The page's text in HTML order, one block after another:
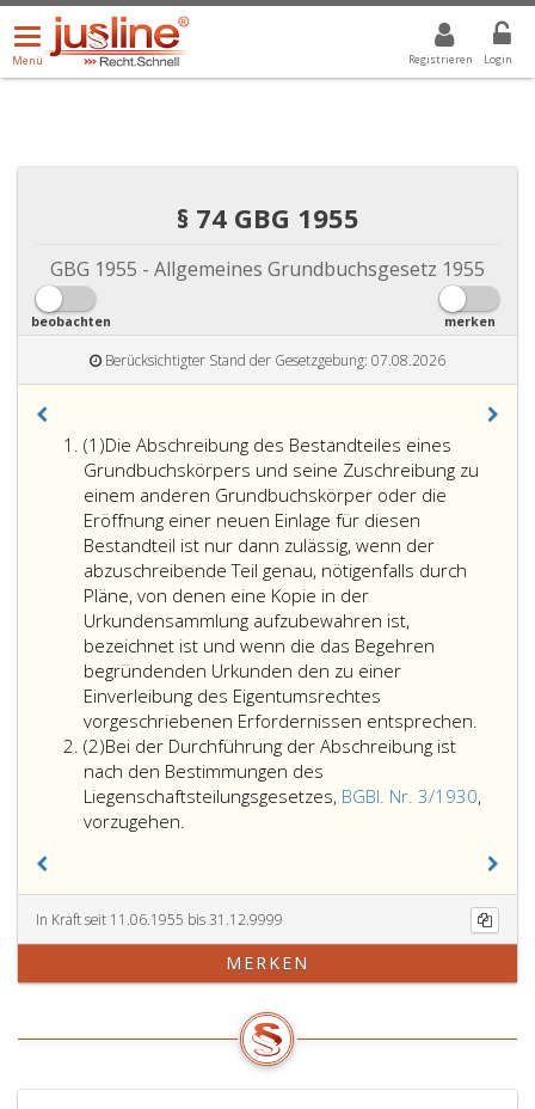
Registrieren Login
Menü
öffnen/schließen
Menü
ALLE DROPDOWN: GEWÄHLTER WERT IST ALLE
§ 74 GBG 1955
GBG 1955 - Allgemeines Grundbuchsgesetz 1955
beobachten merken
Berücksichtigter Stand der Gesetzgebung: 07.08.2026
(1)Absatz
eins
Die Abschreibung des Bestandteiles eines
Grundbuchskörpers und seine Zuschreibung zu
einem anderen Grundbuchskörper oder die
Eröffnung einer neuen Einlage für diesen
Bestandteil ist nur dann zulässig, wenn der
abzuschreibende Teil genau, nötigenfalls durch
Pläne, von denen eine Kopie in der
Urkundensammlung aufzubewahren ist,
bezeichnet ist und wenn die das Begehren
begründenden Urkunden den zu einer
Einverleibung des Eigentumsrechtes
vorgeschriebenen Erfordernissen entsprechen.
(2)Absatz
2
Bei der Durchführung der Abschreibung ist
nach den Bestimmungen des
Liegenschaftsteilungsgesetzes, BGBl. Nr. 3/1930,
vorzugehen.
der
Abschreibung
ist
Bestimmungen
des
Liegenschaftsteilungsgesetzes,
Bundesgesetzblatt
In Kraft seit 11.06.1955 bis 31.12.9999
MERKEN